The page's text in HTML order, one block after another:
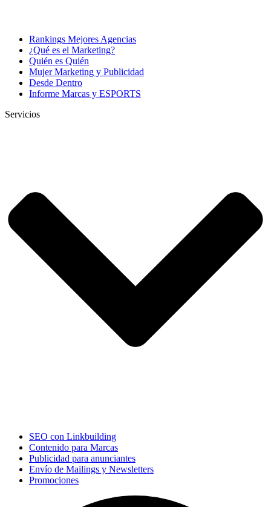
Rankings Mejores Agencias
¿Qué es el Marketing?
Quién es Quién
Mujer Marketing y Publicidad
Desde Dentro
Informe Marcas y ESPORTS
Servicios
SEO con Linkbuilding
Contenido para Marcas
Publicidad para anunciantes
Envío de Mailings y Newsletters
Promociones